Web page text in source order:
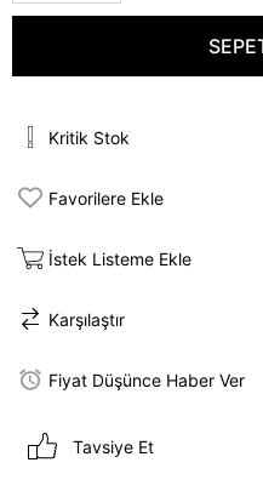
Kritik Stok
Favorilere Ekle
İstek Listeme Ekle
Karşılaştır
Fiyat Düşünce Haber Ver
Tavsiye Et